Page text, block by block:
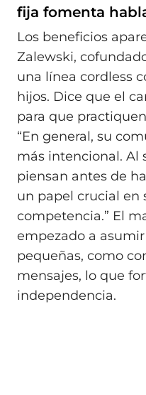
fija fomenta
Los beneficios
Zalewski,
una línea cordless
hijos. Dice que el
para que
“En general, su
más intencional. Al
piensan antes de
un papel crucial en
competencia.” El
empezado a
pequeñas, como
mensajes, lo que
independencia.